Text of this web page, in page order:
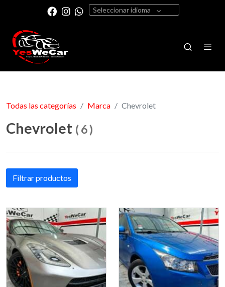
Seleccionar idioma
Todas las categorías Marca Chevrolet
Chevrolet (6)
Filtrar productos